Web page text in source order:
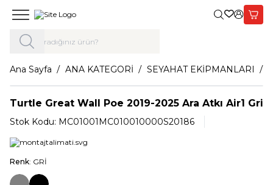
Giriş Yap,
Ana Sayfa ANA KATEGORİ SEYAHAT EKİPMANLARI
Turtle Great Wall Poe 2019-2025 Ara Atkı Air1 Gri
Stok Kodu: MC01001MC010010000S20186
Renk: GRİ